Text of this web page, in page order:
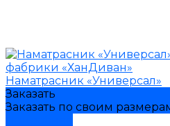
Наматрасник «Универсал»
Заказать
Заказать по своим